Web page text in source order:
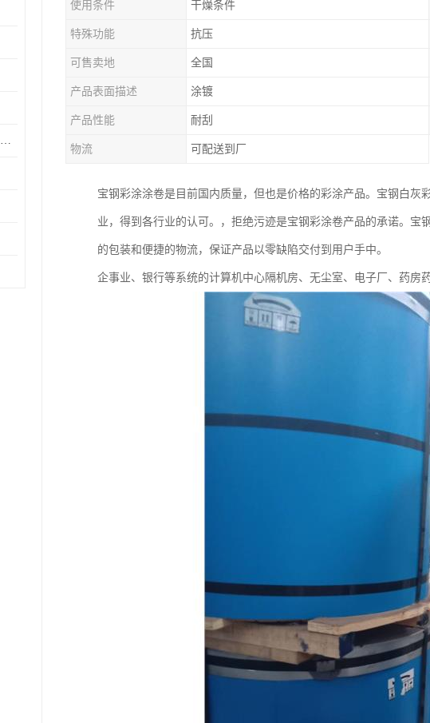
宝钢彩钢板可根据项目工程定制
使用条件 干燥条件
特殊功能 抗压
可售卖地 全国
产品表面描述 涂镀
产品性能 耐刮
物流 可配送到厂
宝钢彩涂涂卷是目前国内质量，但也是价格的彩涂产品。宝钢白
业，得到各行业的认可。，拒绝污迹是宝钢彩涂卷产品的承诺。
的包装和便捷的物流，保证产品以零缺陷交付到用户手中。
企事业、银行等系统的计算机中心隔机房、无尘室、电子厂、药房